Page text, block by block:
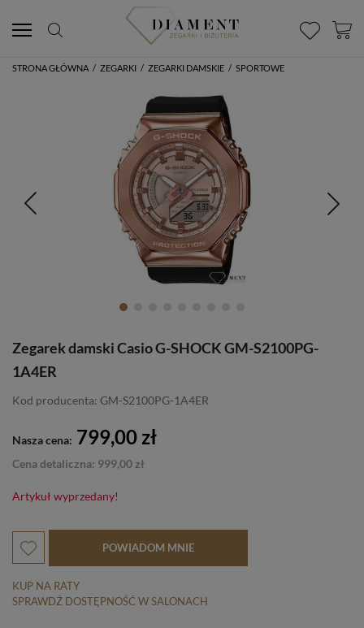
STRONA GŁÓWNA / ZEGARKI / ZEGARKI DAMSKIE / SPORTOWE
Zegarek damski Casio G-SHOCK GM-S2100PG-
1A4ER
Kod producenta: GM-S2100PG-1A4ER
Nasza cena: 799,00 zł
Cena detaliczna: 999,00 zł
Artykuł wyprzedany!
POWIADOM MNIE
KUP NA RATY
SPRAWDŹ DOSTĘPNOŚĆ W SALONACH